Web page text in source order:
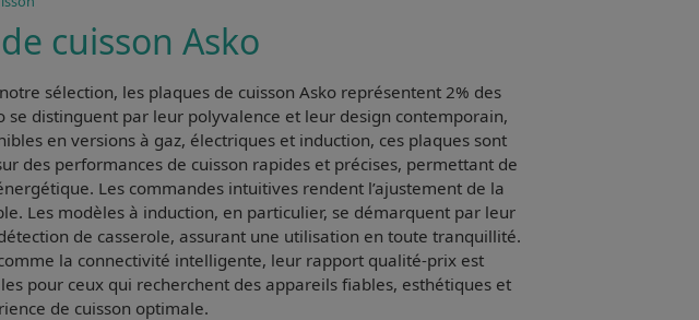
cuisson Asko
sélection, les plaques de cuisson Askoreprésentent 2% des
se distinguent par leur polyvalence et leur design contemporain,
en versions à gaz, électriques et induction, ces plaques sont
des performances de cuisson rapideset précises, permettant de
Les commandes intuitives rendent l’ajustement de la
Les modèles à induction, en particulier, se démarquent par leur
de casserole, assurant une utilisation en toute tranquillité.
la connectivité intelligente, leur rapport qualité-prix est
pour ceux qui recherchent des appareils fiables, esthétiques et
de cuisson optimale.